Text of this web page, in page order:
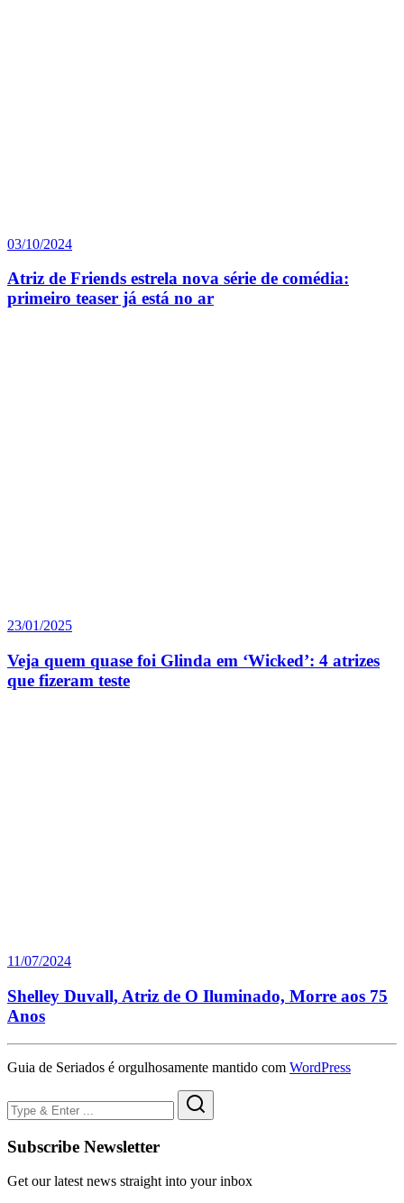
03/10/2024
Atriz de Friends estrela nova série de comédia:
primeiro teaser já está no ar
23/01/2025
Veja quem quase foi Glinda em ‘Wicked’: 4 atrizes
que fizeram teste
11/07/2024
Shelley Duvall, Atriz de O Iluminado, Morre aos 75
Anos
Guia de Seriados é orgulhosamente mantido com WordPress
Subscribe Newsletter
Get our latest news straight into your inbox